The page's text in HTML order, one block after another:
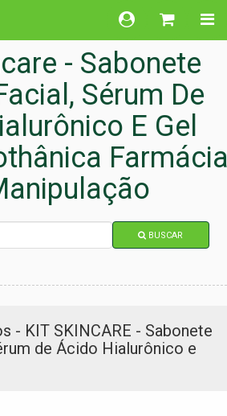
BUSCAR
- KIT SKINCARE - Sabonete
de Ácido Hialurônico e